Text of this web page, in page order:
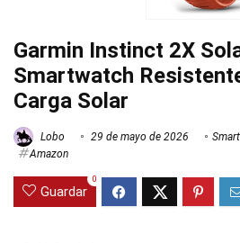
Garmin Instinct 2X
Smartwatch
Carga Solar
Lobo 29 de mayo de 2026
Amazon
Guardar
0